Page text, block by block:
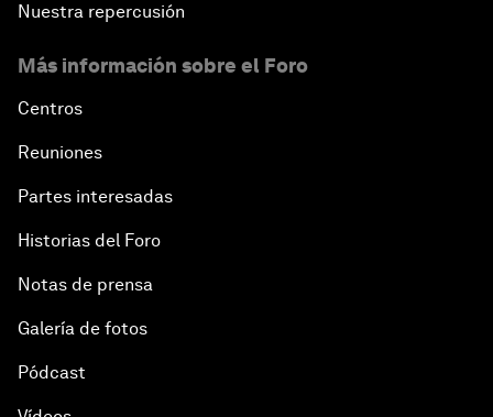
Nuestra repercusión
Más información sobre el Foro
Centros
Reuniones
Partes interesadas
Historias del Foro
Notas de prensa
Galería de fotos
Pódcast